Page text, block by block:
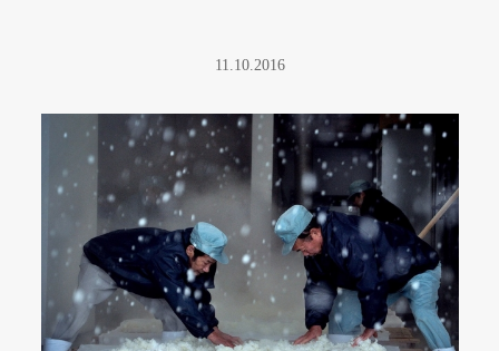
11.10.2016